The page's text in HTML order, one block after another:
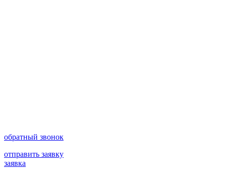
обратный звонок
отправить заявку
заявка